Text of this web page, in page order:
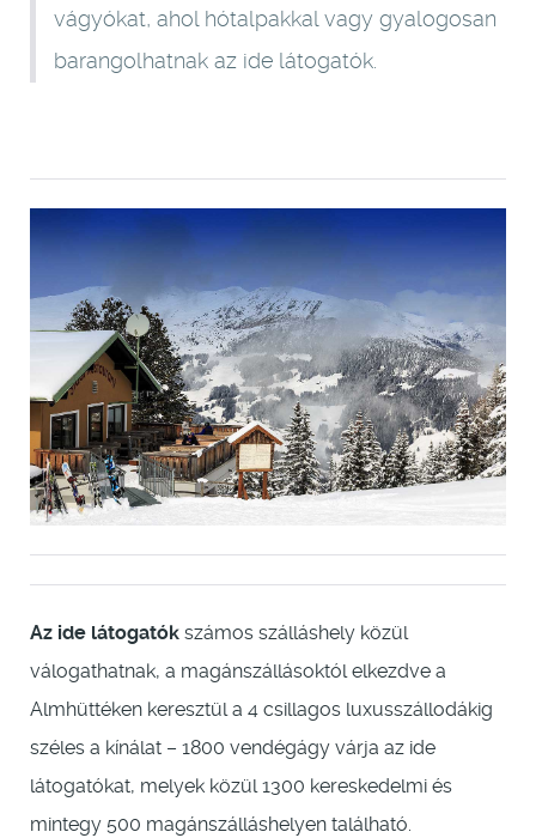
vágyókat, ahol hótalpakkal vagy gyalogosan
barangolhatnak az ide látogatók.
Az ide látogatók számos szálláshely közül
válogathatnak, a magánszállásoktól elkezdve a
Almhüttéken keresztül a 4 csillagos luxusszállodákig
széles a kínálat – 1800 vendégágy várja az ide
látogatókat, melyek közül 1300 kereskedelmi és
mintegy 500 magánszálláshelyen található.